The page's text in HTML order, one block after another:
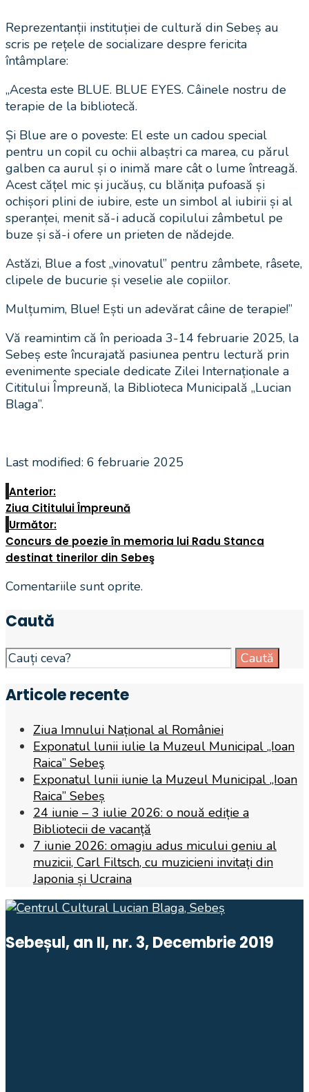
Reprezentanții instituției de cultură din Sebeș au
scris pe rețele de socializare despre fericita
întâmplare:
„Acesta este BLUE. BLUE EYES. Câinele nostru de
terapie de la bibliotecă.
Și Blue are o poveste: El este un cadou special
pentru un copil cu ochii albaștri ca marea, cu părul
galben ca aurul și o inimă mare cât o lume întreagă.
Acest cățel mic și jucăuș, cu blănița pufoasă și
ochișori plini de iubire, este un simbol al iubirii și al
speranței, menit să-i aducă copilului zâmbetul pe
buze și să-i ofere un prieten de nădejde.
Astăzi, Blue a fost „vinovatul” pentru zâmbete, râsete,
clipele de bucurie și veselie ale copiilor.
Mulțumim, Blue! Ești un adevărat câine de terapie!”
Vă reamintim că în perioada 3-14 februarie 2025, la
Sebeș este încurajată pasiunea pentru lectură prin
evenimente speciale dedicate Zilei Internaționale a
Cititului Împreună, la Biblioteca Municipală „Lucian
Blaga”.
Last modified: 6 februarie 2025
Anterior:
Ziua Cititului Împreună
Următor:
Concurs de poezie în memoria lui Radu Stanca
destinat tinerilor din Sebeş
Comentariile sunt oprite.
Caută
Search
for:
Caută
Articole recente
Ziua Imnului Național al României
Exponatul lunii iulie la Muzeul Municipal „Ioan
Raica” Sebeş
Exponatul lunii iunie la Muzeul Municipal „Ioan
Raica” Sebeș
24 iunie – 3 iulie 2026: o nouă ediție a
Bibliotecii de vacanță
7 iunie 2026: omagiu adus micului geniu al
muzicii, Carl Filtsch, cu muzicieni invitați din
Japonia și Ucraina
Sebeșul, an II, nr. 3, Decembrie 2019